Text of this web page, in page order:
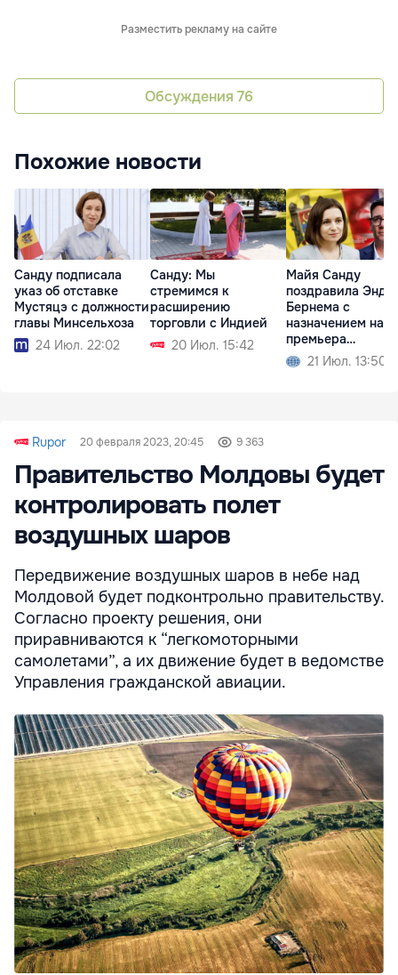
Разместить рекламу на сайте
Обсуждения 76
Похожие новости
Санду подписала
указ об отставке
Мустяцэ с должности
главы Минсельхоза
24 Июл. 22:02
Санду: Мы
стремимся к
расширению
торговли с Индией
20 Июл. 15:42
Майя Санду
поздравила Энди
Бернема с
назначением на
премьера
Великобритании
21 Июл. 13:50
Rupor 20 февраля 2023, 20:45 9 363
Правительство Молдовы будет
контролировать полет
воздушных шаров
Передвижение воздушных шаров в небе над
Молдовой будет подконтрольно правительству.
Согласно проекту решения, они
приравниваются к “легкомоторными
самолетами”, а их движение будет в ведомстве
Управления гражданской авиации.